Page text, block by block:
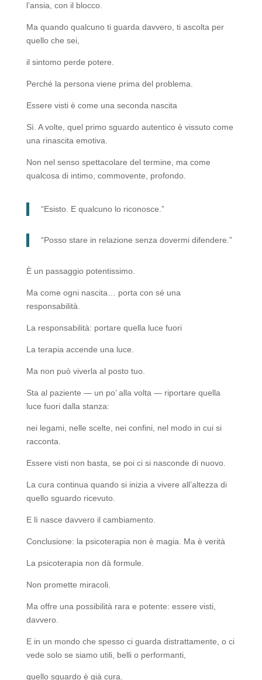
l’ansia, con il blocco.
Ma quando qualcuno ti guarda davvero, ti ascolta per
quello che sei,
il sintomo perde potere.
Perché la persona viene prima del problema.
Essere visti è come una seconda nascita
Sì. A volte, quel primo sguardo autentico è vissuto come
una rinascita emotiva.
Non nel senso spettacolare del termine, ma come
qualcosa di intimo, commovente, profondo.
“Esisto. E qualcuno lo riconosce.”
“Posso stare in relazione senza dovermi difendere.”
È un passaggio potentissimo.
Ma come ogni nascita… porta con sé una
responsabilità.
La responsabilità: portare quella luce fuori
La terapia accende una luce.
Ma non può viverla al posto tuo.
Sta al paziente — un po’ alla volta — riportare quella
luce fuori dalla stanza:
nei legami, nelle scelte, nei confini, nel modo in cui si
racconta.
Essere visti non basta, se poi ci si nasconde di nuovo.
La cura continua quando si inizia a vivere all’altezza di
quello sguardo ricevuto.
E lì nasce davvero il cambiamento.
Conclusione: la psicoterapia non è magia. Ma è verità
La psicoterapia non dà formule.
Non promette miracoli.
Ma offre una possibilità rara e potente: essere visti,
davvero.
E in un mondo che spesso ci guarda distrattamente, o ci
vede solo se siamo utili, belli o performanti,
quello sguardo è già cura.